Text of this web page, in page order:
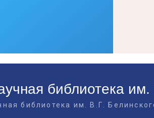
библиотека им.
библиотека им. В.Г.